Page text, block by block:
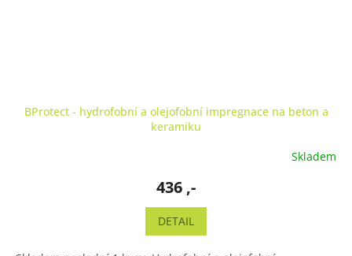
BProtect - hydrofobní a olejofobní impregnace na beton a
keramiku
Skladem
436 ,-
DETAIL